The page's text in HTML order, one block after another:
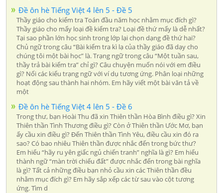
Đề ôn hè Tiếng Việt 4 lên 5 - Đề 5
Thầy giáo cho kiểm tra Toán đầu năm học nhằm mục đích gì?
Thầy giáo cho mấy loại đề kiểm tra? Loại đề thứ mấy là dễ nhất?
Tại sao phần lớn học sinh trong lớp lại chọn dạng đề thứ hai?
Chủ ngữ trong câu “Bài kiểm tra kì lạ của thầy giáo đã dạy cho
chúng tôi một bài học” là. Trạng ngữ trong câu “Một tuần sau,
thầy trả bài kiểm tra” chỉ gì? Câu chuyện muốn nói với em điều
gì? Nối các kiểu trạng ngữ với ví dụ tương ứng. Phân loại những
hoạt động sau thành hai nhóm. Em hãy viết một bài văn tả về
một
Đề ôn hè Tiếng Việt 4 lên 5 - Đề 6
Trong thư, bạn Hoài Thu đã xin Thiên thần Hòa Bình điều gì? Xin
Thiên thần Tình Thương điều gì? Còn ở Thiên thần Ước Mơ, bạn
ấy cầu xin điều gì? Đến Thiên thần Tình Yêu, điều cầu xin đó ra
sao? Có bao nhiêu Thiên thần được nhắc đến trong bức thư?
Em hiểu “hãy ru yên giấc ngủ chiến tranh” nghĩa là gì? Em hiểu
thành ngữ “màn trời chiếu đất” được nhắc đến trong bài nghĩa
là gì? Tất cả những điều bạn nhỏ cầu xin các Thiên thần đều
nhằm mục đích gì? Em hãy sắp xếp các từ sau vào cột tương
ứng. Tìm d